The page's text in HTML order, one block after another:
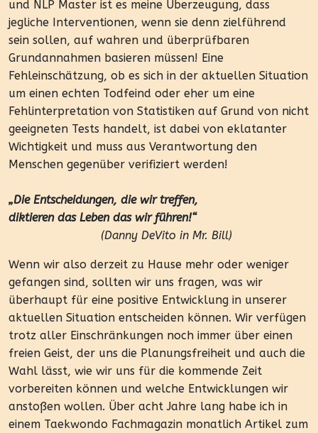
und NLP Master ist es meine Überzeugung, dass
jegliche Interventionen, wenn sie denn zielführend
sein sollen, auf wahren und überprüfbaren
Grundannahmen basieren müssen! Eine
Fehleinschätzung, ob es sich in der aktuellen Situation
um einen echten Todfeind oder eher um eine
Fehlinterpretation von Statistiken auf Grund von nicht
geeigneten Tests handelt, ist dabei von eklatanter
Wichtigkeit und muss aus Verantwortung den
Menschen gegenüber verifiziert werden!
„Die Entscheidungen, die wir treffen,
diktieren das Leben das wir führen!“
(Danny DeVito in Mr. Bill)
Wenn wir also derzeit zu Hause mehr oder weniger
gefangen sind, sollten wir uns fragen, was wir
überhaupt für eine positive Entwicklung in unserer
aktuellen Situation entscheiden können. Wir verfügen
trotz aller Einschränkungen noch immer über einen
freien Geist, der uns die Planungsfreiheit und auch die
Wahl lässt, wie wir uns für die kommende Zeit
vorbereiten können und welche Entwicklungen wir
anstoßen wollen. Über acht Jahre lang habe ich in
einem Taekwondo Fachmagazin monatlich Artikel zum